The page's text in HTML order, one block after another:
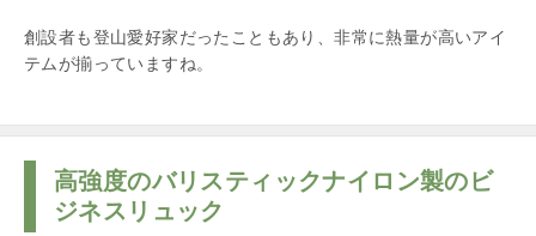
創設者も登山愛好家だったこともあり、非常に熱量が高いアイ
テムが揃っていますね。
高強度のバリスティックナイロン製のビ
ジネスリュック